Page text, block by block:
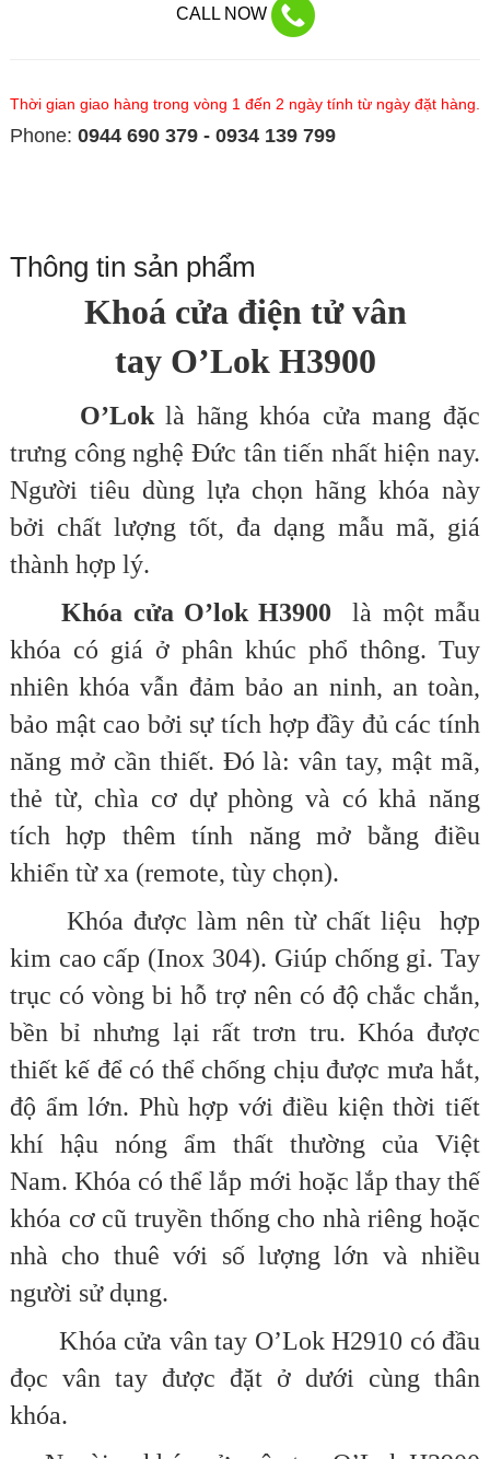
CALL NOW
Thời gian giao hàng trong vòng 1 đến 2 ngày tính từ ngày đặt hàng.
Phone: 0944 690 379 - 0934 139 799
Thông tin sản phẩm
Khoá cửa điện tử vân
tay O’Lok H3900
O’Lok là hãng khóa cửa mang đặc
trưng công nghệ Đức tân tiến nhất hiện nay.
Người tiêu dùng lựa chọn hãng khóa này
bởi chất lượng tốt, đa dạng mẫu mã, giá
thành hợp lý.
Khóa cửa O’lok H3900
là một mẫu
khóa có giá ở phân khúc phổ thông. Tuy
nhiên khóa vẫn đảm bảo an ninh, an toàn,
bảo mật cao bởi sự tích hợp đầy đủ các tính
năng mở cần thiết. Đó là: vân tay, mật mã,
thẻ từ, chìa cơ dự phòng và có khả năng
tích hợp thêm tính năng mở bằng điều
khiển từ xa (remote, tùy chọn).
Khóa được làm nên từ chất liệu hợp
kim cao cấp (Inox 304). Giúp chống gỉ. Tay
trục có vòng bi hỗ trợ nên có độ chắc chắn,
bền bỉ nhưng lại rất trơn tru. Khóa được
thiết kế để có thể chống chịu được mưa hắt,
độ ẩm lớn. Phù hợp với điều kiện thời tiết
khí hậu nóng ẩm thất thường của Việt
Nam.Khóa có thể lắp mới hoặc lắp thay thế
khóa cơ cũ truyền thống cho nhà riêng hoặc
nhà cho thuê với số lượng lớn và nhiều
người sử dụng.
Khóa cửa vân tay O’Lok H2910 có đầu
đọc vân tay được đặt ở dưới cùng thân
khóa.